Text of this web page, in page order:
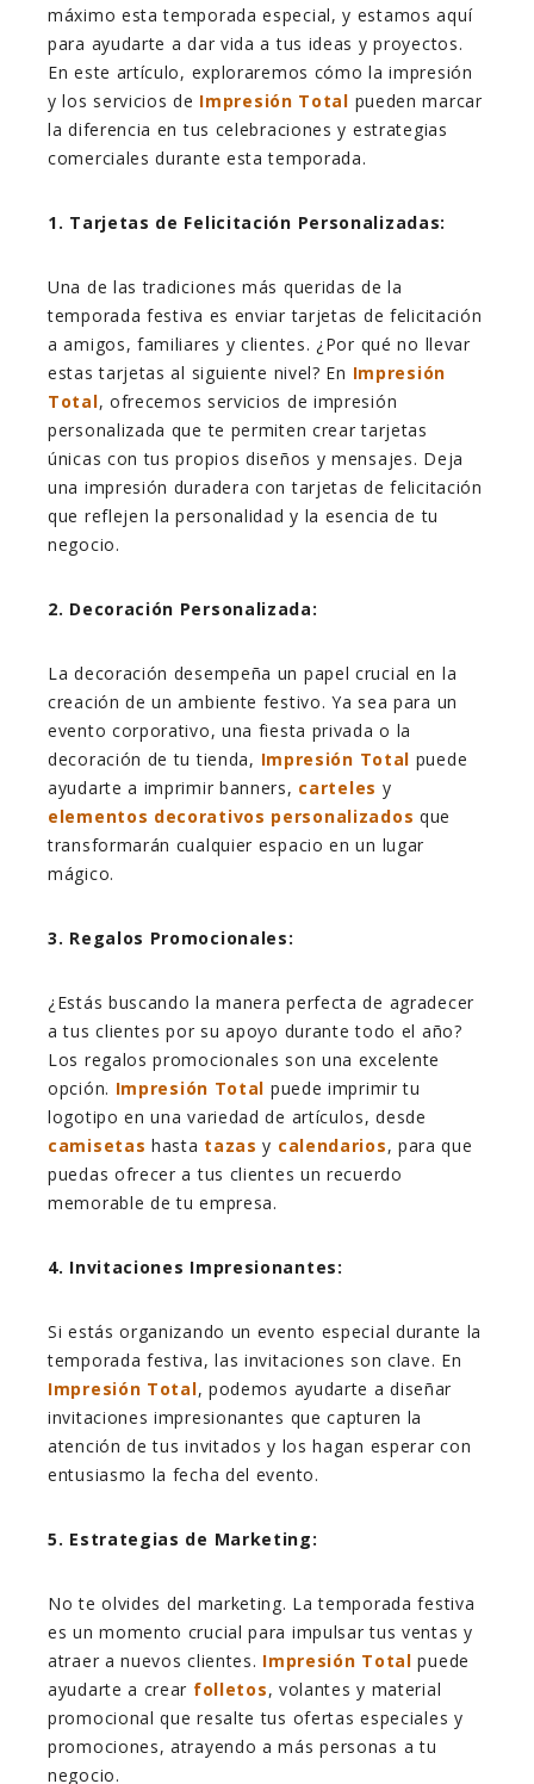
máximo esta temporada especial, y estamos aquí
para ayudarte a dar vida a tus ideas y proyectos.
En este artículo, exploraremos cómo la impresión
y los servicios de Impresión Total pueden marcar
la diferencia en tus celebraciones y estrategias
comerciales durante esta temporada.
1. Tarjetas de Felicitación Personalizadas:
Una de las tradiciones más queridas de la
temporada festiva es enviar tarjetas de felicitación
a amigos, familiares y clientes. ¿Por qué no llevar
estas tarjetas al siguiente nivel? En Impresión
Total, ofrecemos servicios de impresión
personalizada que te permiten crear tarjetas
únicas con tus propios diseños y mensajes. Deja
una impresión duradera con tarjetas de felicitación
que reflejen la personalidad y la esencia de tu
negocio.
2. Decoración Personalizada:
La decoración desempeña un papel crucial en la
creación de un ambiente festivo. Ya sea para un
evento corporativo, una fiesta privada o la
decoración de tu tienda, Impresión Total puede
ayudarte a imprimir banners, carteles y
elementos decorativos personalizados que
transformarán cualquier espacio en un lugar
mágico.
3. Regalos Promocionales:
¿Estás buscando la manera perfecta de agradecer
a tus clientes por su apoyo durante todo el año?
Los regalos promocionales son una excelente
opción. Impresión Total puede imprimir tu
logotipo en una variedad de artículos, desde
camisetas hasta tazasy calendarios, para que
puedas ofrecer a tus clientes un recuerdo
memorable de tu empresa.
4. Invitaciones Impresionantes:
Si estás organizando un evento especial durante la
temporada festiva, las invitaciones son clave. En
Impresión Total, podemos ayudarte a diseñar
invitaciones impresionantes que capturen la
atención de tus invitados y los hagan esperar con
entusiasmo la fecha del evento.
5. Estrategias de Marketing:
No te olvides del marketing. La temporada festiva
es un momento crucial para impulsar tus ventas y
atraer a nuevos clientes. Impresión Total puede
ayudarte a crear folletos, volantes y material
promocional que resalte tus ofertas especiales y
promociones, atrayendo a más personas a tu
negocio.